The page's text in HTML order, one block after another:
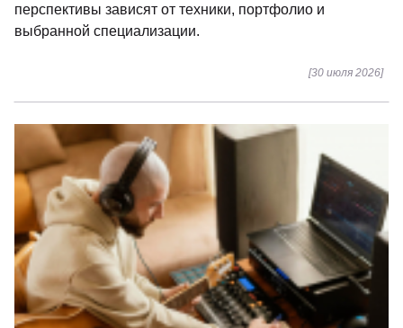
перспективы зависят от техники, портфолио и
выбранной специализации.
[30 июля 2026]